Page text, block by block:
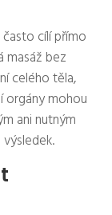
cílí přímo
masáž bez
celého těla,
orgány mohou
ani nutným